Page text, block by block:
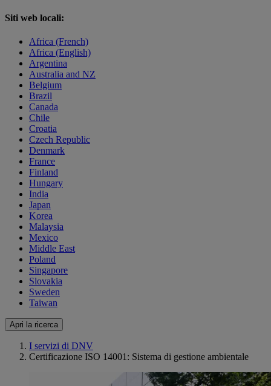
Siti web locali:
Africa (French)
Africa (English)
Argentina
Australia and NZ
Belgium
Brazil
Canada
Chile
Croatia
Czech Republic
Denmark
France
Finland
Hungary
India
Japan
Korea
Malaysia
Mexico
Middle East
Poland
Singapore
Slovakia
Sweden
Taiwan
Apri la ricerca
I servizi di DNV
Certificazione ISO 14001: Sistema di gestione ambientale